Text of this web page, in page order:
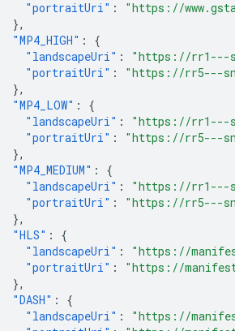
"portraitUri" :
"https://
},
"MP4_HIGH" :
{
"landscapeUri" :
"https://rr1---sn-
"portraitUri" :
"https://rr5---sn-
},
"MP4_LOW" :
{
"landscapeUri" :
"https://rr1---sn-
"portraitUri" :
"https://rr5---sn-
},
"MP4_MEDIUM" :
{
"landscapeUri" :
"https://rr1---sn-
"portraitUri" :
"https://rr5---sn-
},
"HLS" :
{
"landscapeUri" :
"https://
"portraitUri" :
"https://
},
"DASH" :
{
"landscapeUri" :
"https://